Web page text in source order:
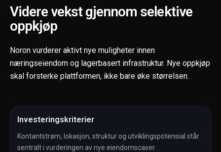
Videre vekst gjennom selektive
oppkjøp
Noron vurderer aktivt nye muligheter innen
næringseiendom og lagerbasert infrastruktur. Nye oppkjøp
skal forsterke plattformen, ikke bare øke størrelsen.
Investeringskriterier
Kontantstrøm, lokasjon, struktur og utviklingspotensial står
sentralt i vurderingen av nye eiendomscaser.